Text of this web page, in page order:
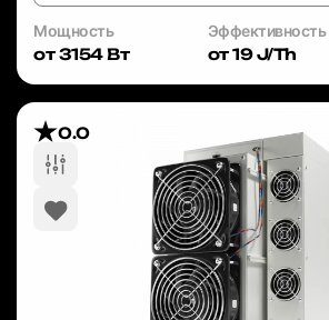
Мощность
от 3154 Вт
Эффективность
от 19 J/Th
0.0